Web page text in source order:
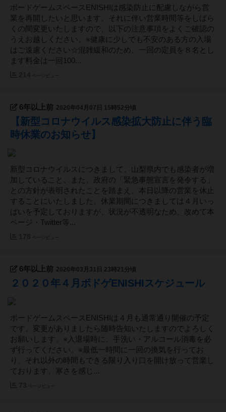
ボードゲームスペースENISHIは感染防止に配慮しながら営
業を再開したいと思います。それに伴い営業時間等をしばら
くの間変更いたしますので、以下の注意事項をよくご確認の
うえお越しください。※健康に少しでも不安のある方の入場
はご遠慮ください☆混雑緩和のため、一回の定員を８名とし
ます料金は一回100...
6年以上前 2020年04月07日 15時52分頃
【新型コロナウイルス感染拡大防止に伴う臨
時休業のお知らせ】
新型コロナウイルスにつきまして、山梨県内でも感染者が増
加していること、また、政府の「緊急事態宣言を発令する」
との方針が表明されたことを踏まえ、本日以降の営業を休止
することにいたしました。休業期間につきましては４月いっ
ぱいを予定しておりますが、状況が不透明なため、改めて本
ページ・Twitter等...
6年以上前 2020年03月31日 23時21分頃
２０２０年４月ボドゲENISHIスケジュール
ボードゲームスペースENISHIは４月も通常通り開催の予定
です。変更がありましたら随時告知いたしますのでよろしく
お願いします。※入退場時に、手洗い・アルコール消毒を必
ず行ってください。※最低一時間に一回の換気を行ってお
り、それ以外の時間もできる限り入り口を開け放って営業し
ております、寒さを感じ...